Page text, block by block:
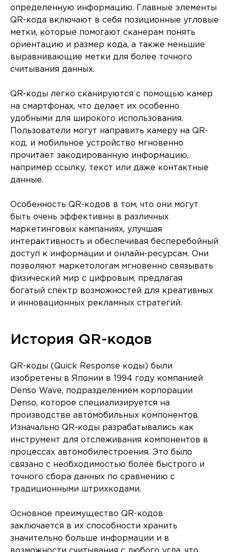
определенную информацию. Главные элементы
QR-кода включают в себя позиционные угловые
метки, которые помогают сканерам понять
ориентацию и размер кода, а также меньшие
выравнивающие метки для более точного
считывания данных.
QR-коды легко сканируются с помощью камер
на смартфонах, что делает их особенно
удобными для широкого использования.
Пользователи могут направить камеру на QR-
код, и мобильное устройство мгновенно
прочитает закодированную информацию,
например ссылку, текст или даже контактные
данные.
Особенность QR-кодов в том, что они могут
быть очень эффективны в различных
маркетинговых кампаниях, улучшая
интерактивность и обеспечивая бесперебойный
доступ к информации и онлайн-ресурсам. Они
позволяют маркетологам мгновенно связывать
физический мир с цифровым, предлагая
богатый спектр возможностей для креативных
и инновационных рекламных стратегий.
История QR-кодов
QR-коды (Quick Response коды) были
изобретены в Японии в 1994 году компанией
Denso Wave, подразделением корпорации
Denso, которое специализируется на
производстве автомобильных компонентов.
Изначально QR-коды разрабатывались как
инструмент для отслеживания компонентов в
процессах автомобилестроения. Это было
связано с необходимостью более быстрого и
точного сбора данных по сравнению с
традиционными штрихкодами.
Основное преимущество QR-кодов
заключается в их способности хранить
значительно больше информации и в